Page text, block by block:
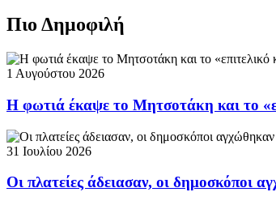
Πιο Δημοφιλή
1 Αυγούστου 2026
Η φωτιά έκαψε το Μητσοτάκη και το
31 Ιουλίου 2026
Οι πλατείες άδειασαν, οι δημοσκόποι